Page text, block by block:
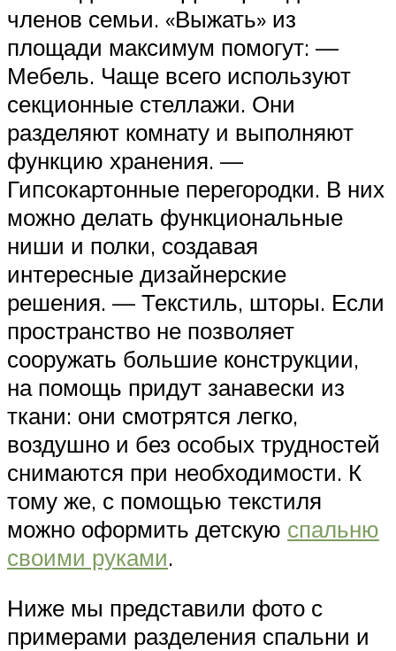
членов семьи. «Выжать» из
площади максимум помогут: —
Мебель. Чаще всего используют
секционные стеллажи. Они
разделяют комнату и выполняют
функцию хранения. —
Гипсокартонные перегородки. В них
можно делать функциональные
ниши и полки, создавая
интересные дизайнерские
решения. — Текстиль, шторы. Если
пространство не позволяет
сооружать большие конструкции,
на помощь придут занавески из
ткани: они смотрятся легко,
воздушно и без особых трудностей
снимаются при необходимости. К
тому же, с помощью текстиля
можно оформить детскую спальню
своими руками.
Ниже мы представили фото с
примерами разделения спальни и